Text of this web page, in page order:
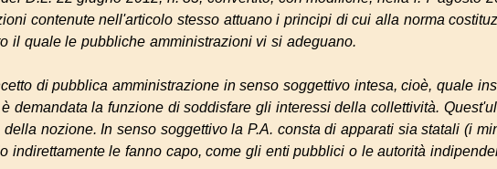
contenute nell'articolo stesso attuano i principi di cui alla norma
il quale le pubbliche amministrazioni vi si adeguano.
di pubblica amministrazione in senso soggettivo intesa, cioè, quale
demandata la funzione di soddisfare gli interessi della collettività.
nozione. In senso soggettivo la P.A. consta di apparati sia statali (i
indirettamente le fanno capo, come gli enti pubblici o le autorità